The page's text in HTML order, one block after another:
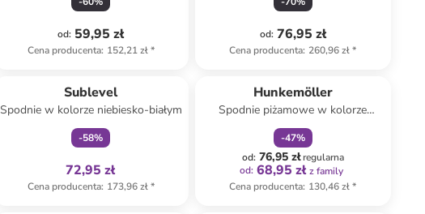
od: 59,95 zł
Cena producenta: 152,21 zł*
od: 76,95 zł
Cena producenta: 260,96 zł*
Sublevel
Spodnie w kolorze niebiesko-białym
-58%
72,95 zł
Cena producenta: 173,96 zł*
Hunkemöller
Spodnie piżamowe w kolorze
czarnym
-47%
od: 76,95 złregularna
od: 68,95 zł z family
Cena producenta: 130,46 zł*